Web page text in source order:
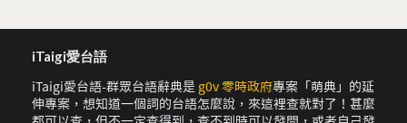
iTaigi愛台語
iTaigi愛台語-群眾台語辭典是 g0v 零時政府專案「萌典」的延
伸專案，想知道一個詞的台語怎麼說，來這裡查就對了！甚麼